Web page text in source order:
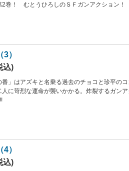
2巻！ むとうひろしのＳＦガンアクション！
）
込)
」はアズキと名乗る過去のチョコと珍平の
人に苛烈な運命が襲いかかる。炸裂するガン
）
込)